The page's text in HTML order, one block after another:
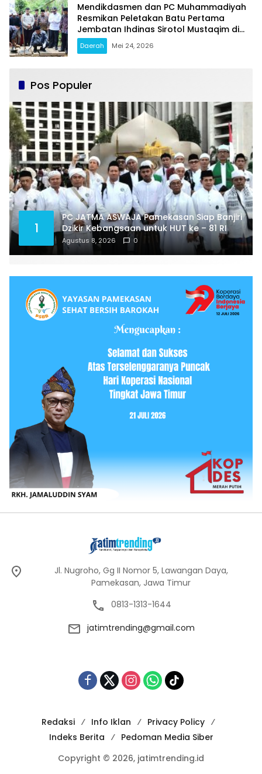
Mendikdasmen dan PC Muhammadiyah
Resmikan Peletakan Batu Pertama
Jembatan Ihdinas Sirotol Mustaqim di
Karang Penang Sampang
Daerah Mei 24, 2026
Pos Populer
1
PC JATMA ASWAJA Pamekasan Siap Banjiri
Dzikir Kebangsaan untuk HUT ke – 81 RI
Agustus 8, 2026 0
Jl. Nugroho, Gg II Nomor 5, Lawangan Daya,
Pamekasan, Jawa Timur
0813-1313-1644
jatimtrending@gmail.com
Redaksi Info Iklan
Privacy Policy
Indeks Berita
Pedoman Media Siber
Copyright © 2026, jatimtrending.id